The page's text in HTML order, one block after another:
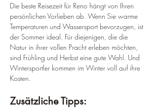
Die beste Reisezeit für Reno hängt von Ihren
persönlichen Vorlieben ab. Wenn Sie warme
Temperaturen und Wassersport bevorzugen, ist
der Sommer ideal. Für diejenigen, die die
Natur in ihrer vollen Pracht erleben möchten,
sind Frühling und Herbst eine gute Wahl. Und
Wintersportler kommen im Winter voll auf ihre
Kosten.
Zusätzliche Tipps: